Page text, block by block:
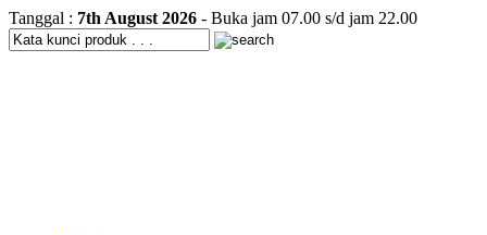
Tanggal : 7th August 2026 - Buka jam 07.00 s/d jam 22.00